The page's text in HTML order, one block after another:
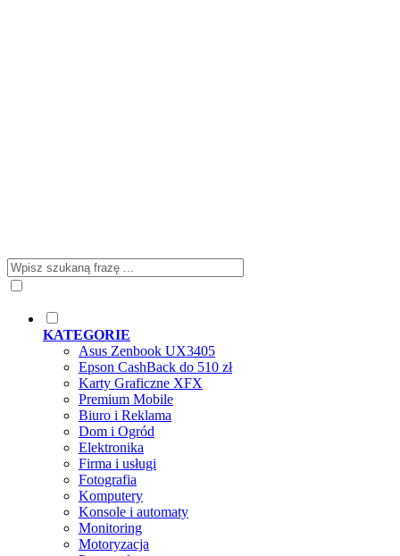
KATEGORIE
Asus Zenbook UX3405
Epson CashBack do 510 zł
Karty Graficzne XFX
Premium Mobile
Biuro i Reklama
Dom i Ogród
Elektronika
Firma i usługi
Fotografia
Komputery
Konsole i automaty
Monitoring
Motoryzacja